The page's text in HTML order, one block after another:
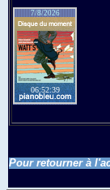
Pour retourner à